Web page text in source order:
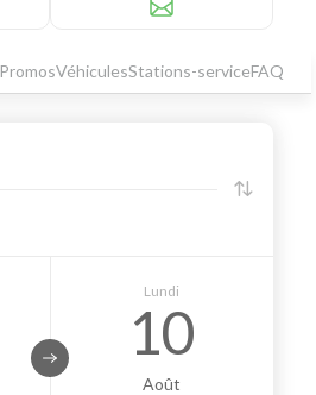
PromosVéhiculesStations-serviceFAQ
Lundi
10
Août